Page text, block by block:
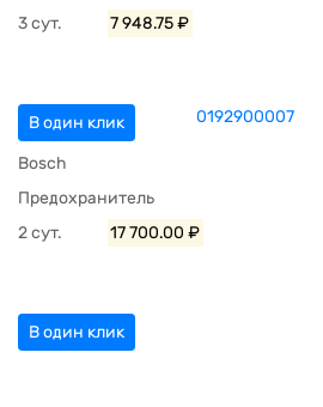
3 сут.
7 948.75 ₽
В один клик 0192900007
Bosch
Предохранитель
2 сут.
17 700.00 ₽
В один клик